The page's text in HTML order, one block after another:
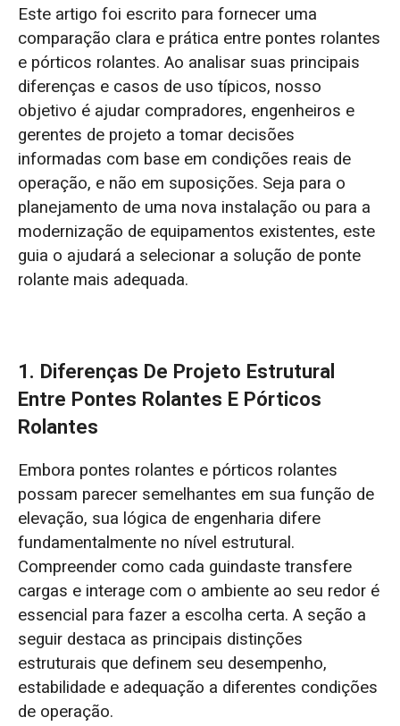
2. Diferenças de aplicação entre setores
para pontes rolantes e pórticos
Aplicações industriais de pontes rolantes
Aplicações industriais de pontes rolantes
3. Comparação de custos entre pontes
rolantes e pórticos rolantes
Selecionando a melhor solução de
guindaste para o seu ambiente operacional
2. Ambiente de aplicação: Eficiência em
ambientes internos versus flexibilidade em
ambientes externos
3. Perspectiva de Custo: Custo Total do
Projeto em relação ao Preço do Equipamento
Por que escolher a Dafang Crane para
suas soluções de elevação?
Este artigo foi escrito para fornecer uma
comparação clara e prática entre pontes rolantes
e pórticos rolantes. Ao analisar suas principais
diferenças e casos de uso típicos, nosso
objetivo é ajudar compradores, engenheiros e
gerentes de projeto a tomar decisões
informadas com base em condições reais de
operação, e não em suposições. Seja para o
planejamento de uma nova instalação ou para a
modernização de equipamentos existentes, este
guia o ajudará a selecionar a solução de ponte
rolante mais adequada.
1. Diferenças De Projeto Estrutural
Entre Pontes Rolantes E Pórticos
Rolantes
Embora pontes rolantes e pórticos rolantes
possam parecer semelhantes em sua função de
elevação, sua lógica de engenharia difere
fundamentalmente no nível estrutural.
Compreender como cada guindaste transfere
cargas e interage com o ambiente ao seu redor é
essencial para fazer a escolha certa. A seção a
seguir destaca as principais distinções
estruturais que definem seu desempenho,
estabilidade e adequação a diferentes condições
de operação.